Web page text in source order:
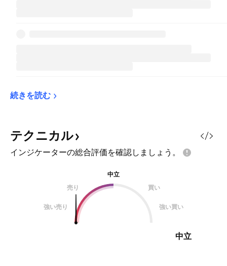
続きを読む
テクニカル
インジケーターの総合評価を確認しましょう。
中立
売り
買い
強い売り 強い買い
中立